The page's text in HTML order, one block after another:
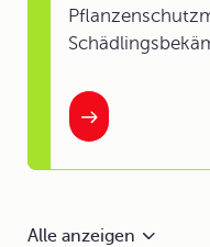
Alle anzeigen